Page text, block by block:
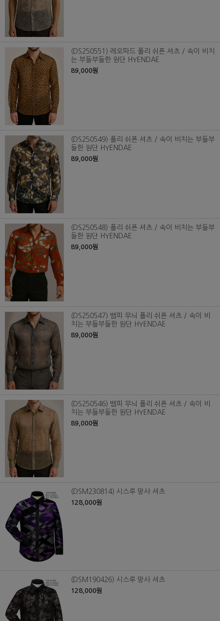
(DS250551) 레오파드 폴리 쉬폰 셔츠 / 속이 비치
는 부들부들한 원단 HYENDAE
89,000원
(DS250549) 폴리 쉬폰 셔츠 / 속이 비치는 부들부
들한 원단 HYENDAE
89,000원
(DS250548) 폴리 쉬폰 셔츠 / 속이 비치는 부들부
들한 원단 HYENDAE
89,000원
(DS250547) 뱀피 무늬 폴리 쉬폰 셔츠 / 속이 비
치는 부들부들한 원단 HYENDAE
89,000원
(DS250546) 뱀피 무늬 폴리 쉬폰 셔츠 / 속이 비
치는 부들부들한 원단 HYENDAE
89,000원
(DSM230814) 시스루 망사 셔츠
128,000원
(DSM190426) 시스루 망사 셔츠
128,000원